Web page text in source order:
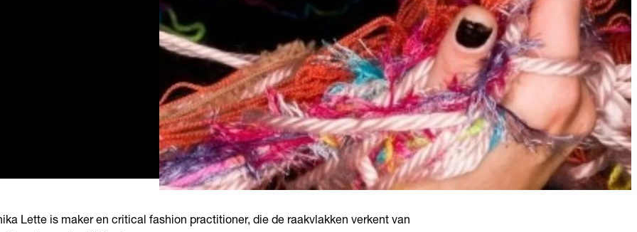
Lette is maker en critical fashion practitioner, die de raakvlakken verkent van